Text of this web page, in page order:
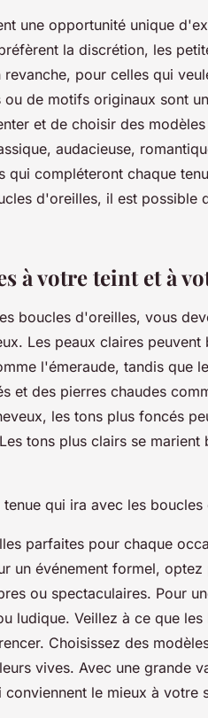
une opportunité unique
la discrétion, les
pour celles qui
de motifs originaux sont
et de choisir des
audacieuse,
qui compléteront chaque
d'oreilles, il est possible
à votre teint et à
boucles d'oreilles, vous
Les peaux claires
l'émeraude, tandis que
et des pierres chaudes
les tons plus foncés
tons plus clairs se marient
qui ira avec les
parfaites pour chaque
un événement formel,
ou spectaculaires. Pour
ludique. Veillez à ce que
Choisissez des
vives. Avec une grande
le mieux à votre